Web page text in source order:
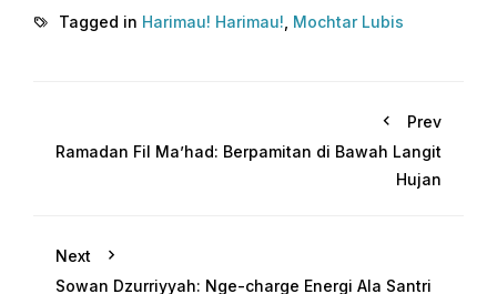
Tagged in Harimau! Harimau! Mochtar Lubis
Prev
Ramadan Fil Ma’had: Berpamitan di Bawah Langit
Hujan
Next
Sowan Dzurriyyah: Nge-charge Energi Ala Santri